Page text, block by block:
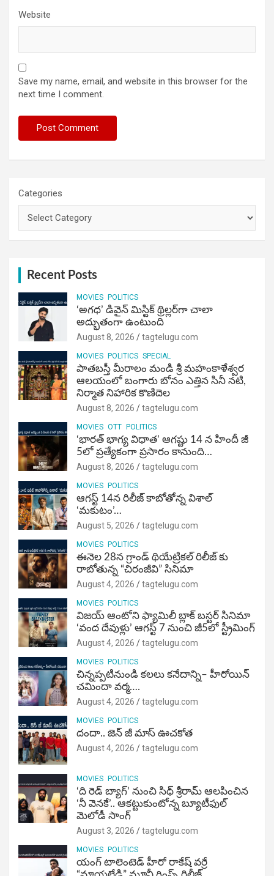
Website
Save my name, email, and website in this browser for the
next time I comment.
Categories
Recent Posts
MOVIES POLITICS
‘అగధ’ డివైన్ మిస్టిక్ థ్రిల్లర్‌గా చాలా
అద్భుతంగా ఉంటుంది
August 8, 2026 tagtelugu.com
MOVIES POLITICS SPECIAL
పాతబస్తీ మీరాలం మండి శ్రీ మహంకాళేశ్వర
ఆలయంలో బంగారు బోనం ఎత్తిన సినీ నటి,
నిర్మాత నిహారిక కొణిదెల
August 8, 2026 tagtelugu.com
MOVIES OTT POLITICS
‘భారత్ భాగ్య విధాత’ ఆగష్టు 14 న హిందీ జీ
5లో ప్రత్యేకంగా ప్రసారం కానుంది…
August 8, 2026 tagtelugu.com
MOVIES POLITICS
ఆగస్ట్ 14న రిలీజ్ కాబోతోన్న విశాల్
‘మకుటం’…
August 5, 2026 tagtelugu.com
MOVIES POLITICS
ఈనెల 28న గ్రాండ్ థియేట్రికల్ రిలీజ్ కు
రాబోతున్న “చిరంజీవి” సినిమా
August 4, 2026 tagtelugu.com
MOVIES POLITICS
విజ‌య్ ఆంటోని ఫ్యామిలీ బ్లాక్ బ‌స్ట‌ర్‌ సినిమా
‘వంద దేవుళ్లు’ ఆగస్ట్ 7 నుంచి జీ5లో స్ట్రీమింగ్
August 4, 2026 tagtelugu.com
MOVIES POLITICS
చిన్నప్పటినుండి కలలు కనేదాన్ని– హీరోయిన్‌
చమిందా వర్మ….
August 4, 2026 tagtelugu.com
MOVIES POLITICS
దందా.. జెన్ జీ మాస్ ఊచకోత
August 4, 2026 tagtelugu.com
MOVIES POLITICS
‘ది రెడ్ బ్యాగ్’ నుంచి సిధ్ శ్రీరామ్ ఆలపించిన
‘నీ వెనకే’.. ఆకట్టుకుంటోన్న బ్యూటీఫుల్
మెలోడీ సాంగ్
August 3, 2026 tagtelugu.com
MOVIES POLITICS
యంగ్ టాలెంటెడ్ హీరో రాకేష్ వర్రే